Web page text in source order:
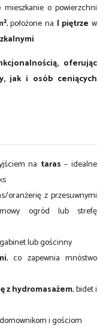
mieszkanie o powierzchni
, położone na I piętrze w
oferując
jak i osób ceniących
na taras – idealne
oranżerię z przesuwnymi
ogród lub strefę
lub gościnny
, co zapewnia mnóstwo
z hydromasażem, bidet i
i gościom